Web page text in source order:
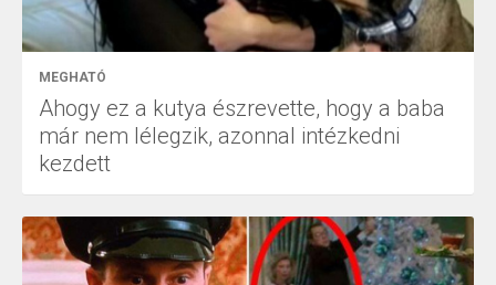
MEGHATÓ
Ahogy ez a kutya észrevette, hogy a baba
már nem lélegzik, azonnal intézkedni
kezdett